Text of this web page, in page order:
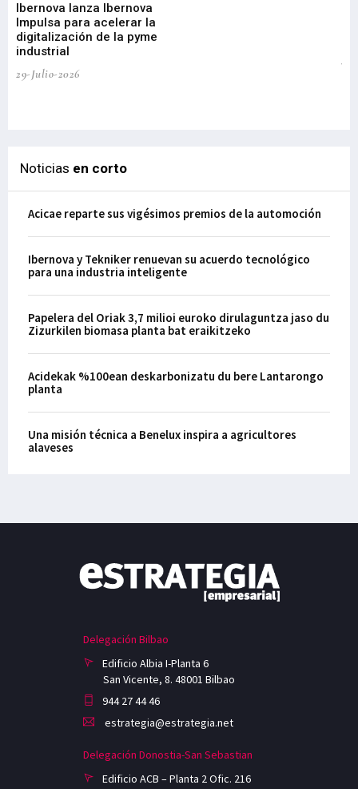
Ibernova lanza Ibernova
Impulsa para acelerar la
digitalización de la pyme
industrial
29-Julio-2026
Noticias en corto
Acicae reparte sus vigésimos premios de la automoción
Ibernova y Tekniker renuevan su acuerdo tecnológico
para una industria inteligente
Papelera del Oriak 3,7 milioi euroko dirulaguntza jaso du
Zizurkilen biomasa planta bat eraikitzeko
Acidekak %100ean deskarbonizatu du bere Lantarongo
planta
Una misión técnica a Benelux inspira a agricultores
alaveses
Delegación Bilbao
Edificio Albia I-Planta 6
San Vicente, 8. 48001 Bilbao
944 27 44 46
estrategia@estrategia.net
Delegación Donostia-San Sebastian
Edificio ACB – Planta 2 Ofic. 216